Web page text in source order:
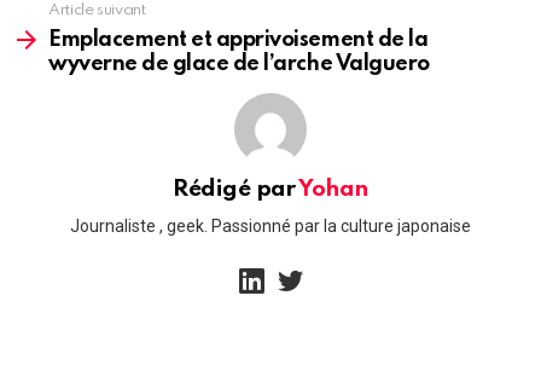
Article suivant
Emplacement et apprivoisement de la
wyverne de glace de l’arche Valguero
Rédigé parYohan
Journaliste , geek. Passionné par la culture japonaise
linkedin